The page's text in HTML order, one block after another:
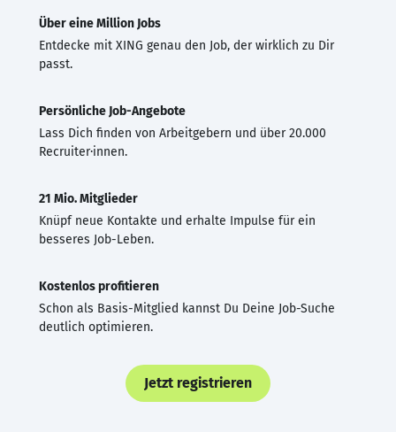
Über eine Million Jobs
Entdecke mit XING genau den Job, der wirklich zu Dir
passt.
Persönliche Job-Angebote
Lass Dich finden von Arbeitgebern und über 20.000
Recruiter·innen.
21 Mio. Mitglieder
Knüpf neue Kontakte und erhalte Impulse für ein
besseres Job-Leben.
Kostenlos profitieren
Schon als Basis-Mitglied kannst Du Deine Job-Suche
deutlich optimieren.
Jetzt registrieren